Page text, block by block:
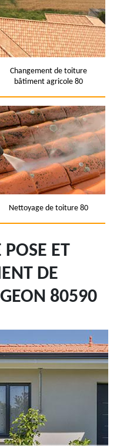
Changement de toiture
bâtiment agricole 80
Nettoyage de toiture 80
POSE ET
DE
80590